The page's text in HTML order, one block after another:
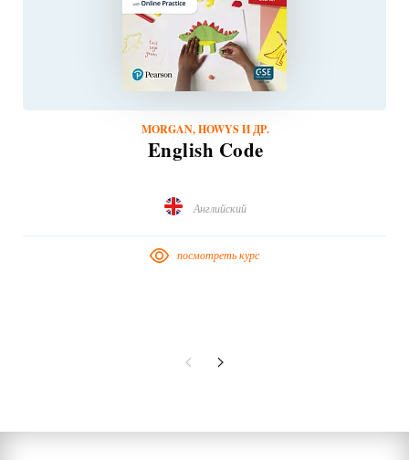
MORGAN, HOWYS И ДР.
English Code
Английский
посмотреть курс